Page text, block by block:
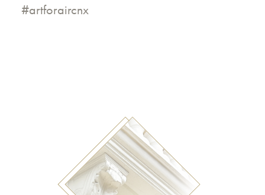
#artforaircnx